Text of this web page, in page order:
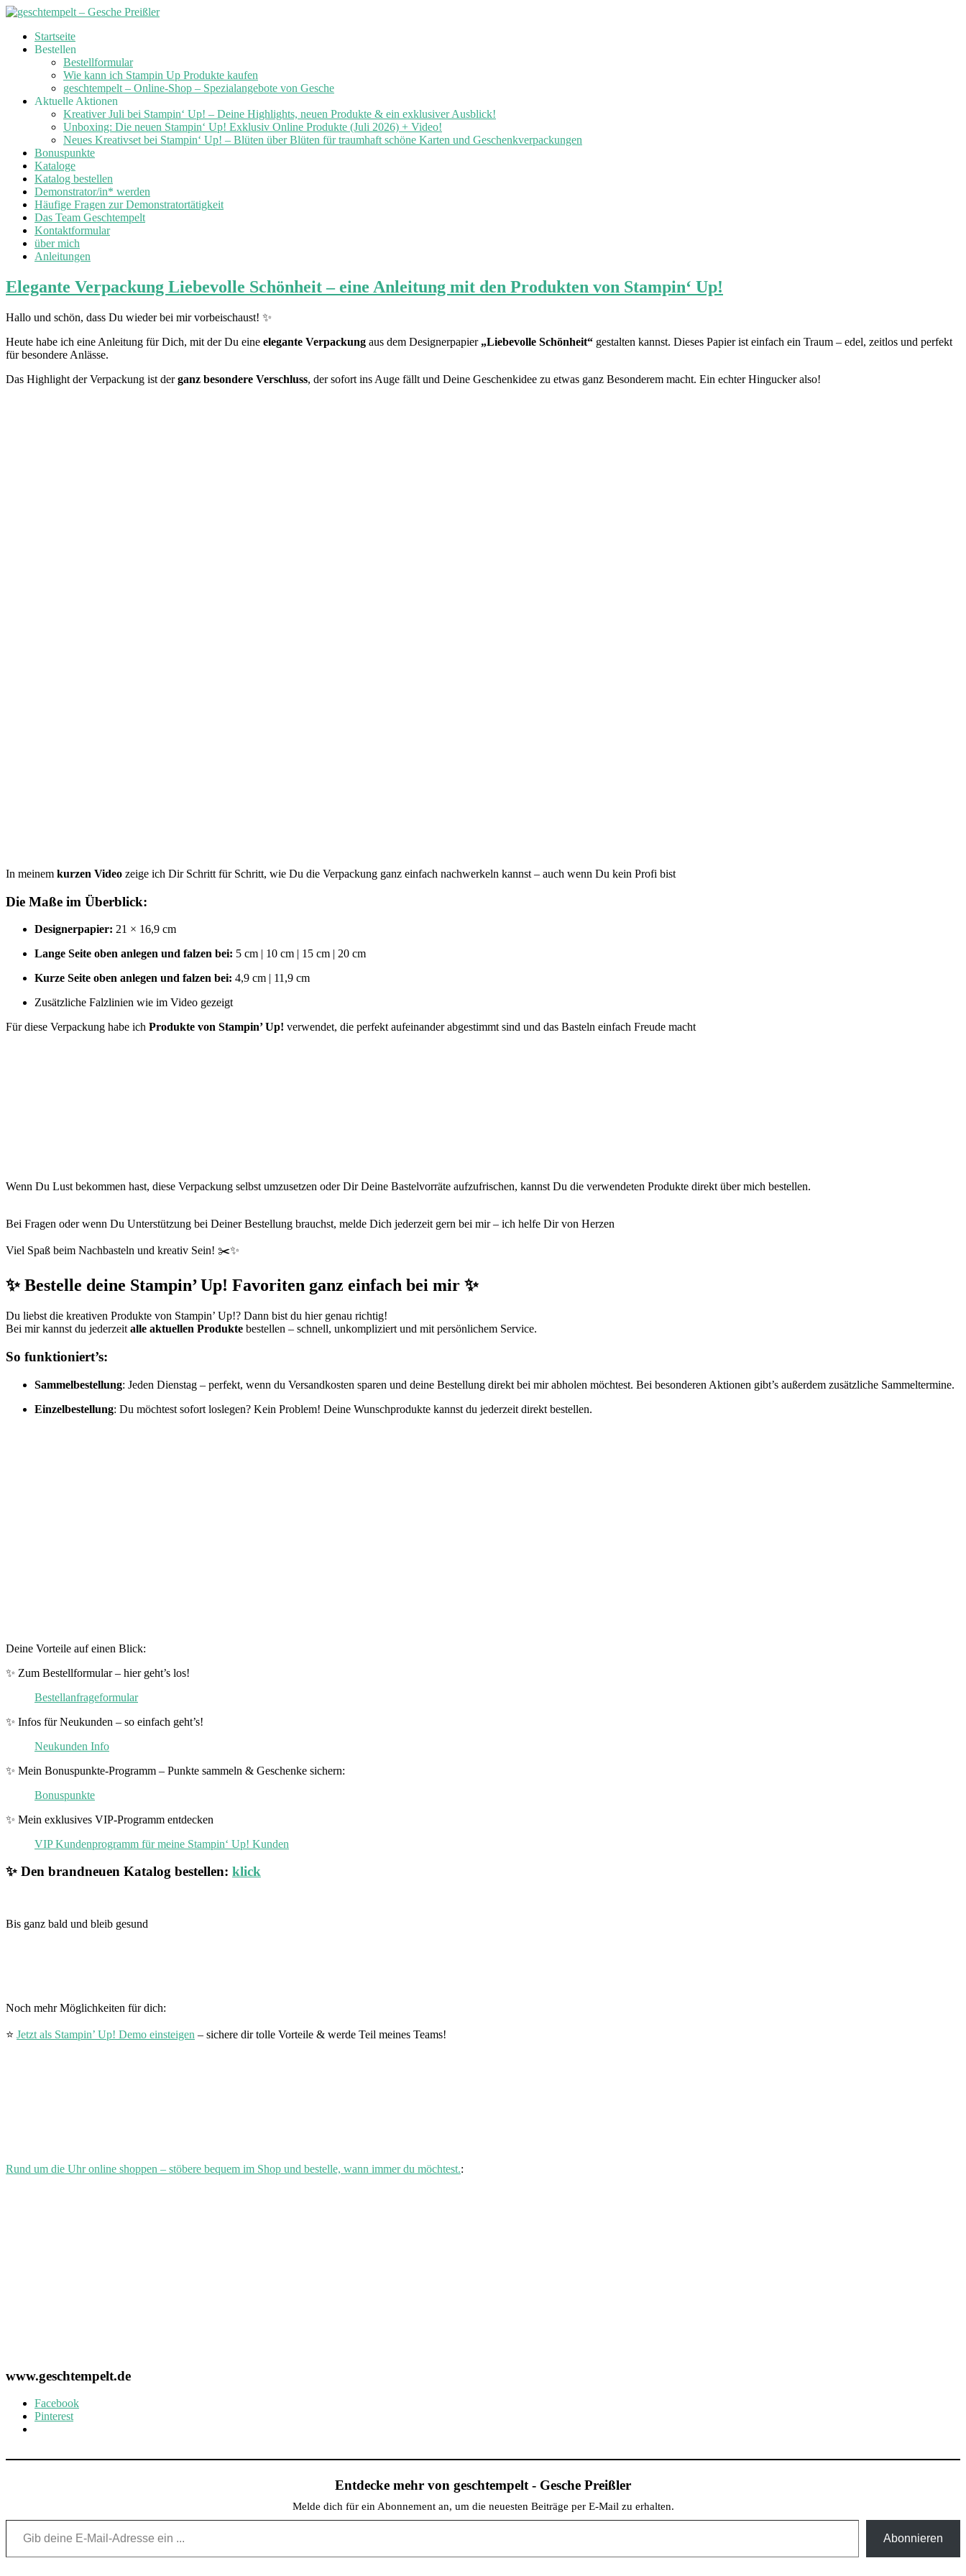
Skip
Startseite
Bestellen
Bestellformular
Wie kann ich Stampin Up Produkte kaufen
geschtempelt – Online-Shop – Spezialangebote von Gesche
Aktuelle Aktionen
Kreativer Juli bei Stampin‘ Up! – Deine Highlights, neuen Produkte & ein exklusiver Ausblick!
Unboxing: Die neuen Stampin‘ Up! Exklusiv Online Produkte (Juli 2026) + Video!
Neues Kreativset bei Stampin‘ Up! – Blüten über Blüten für traumhaft schöne Karten und Geschenkverpackungen
Bonuspunkte
Kataloge
Katalog bestellen
Demonstrator/in* werden
Häufige Fragen zur Demonstratortätigkeit
Das Team Geschtempelt
Kontaktformular
über mich
Anleitungen
Elegante Verpackung Liebevolle Schönheit – eine Anleitung mit den Produkten von Stampin‘ Up!
Hallo und schön, dass Du wieder bei mir vorbeischaust! ✨
Heute habe ich eine Anleitung für Dich, mit der Du eine elegante Verpackung aus dem Designerpapier „Liebevolle Schönheit“ gestalten kannst. Dieses Papier ist einfach ein Traum – edel, zeitlos und perfekt
für besondere Anlässe.
Das Highlight der Verpackung ist derganz besondere Verschluss, der sofort ins Auge fällt und Deine Geschenkidee zu etwas ganz Besonderem macht. Ein echter Hingucker also!
In meinem kurzen Video zeige ich Dir Schritt für Schritt, wie Du die Verpackung ganz einfach nachwerkeln kannst – auch wenn Du kein Profi bist
Die Maße im Überblick:
Designerpapier: 21 × 16,9 cm
Lange Seite oben anlegen und falzen bei: 5 cm | 10 cm | 15 cm | 20 cm
Kurze Seite oben anlegen und falzen bei: 4,9 cm | 11,9 cm
Zusätzliche Falzlinien wie im Video gezeigt
Für diese Verpackung habe ich Produkte von Stampin’ Up! verwendet, die perfekt aufeinander abgestimmt sind und das Basteln einfach Freude macht
Wenn Du Lust bekommen hast, diese Verpackung selbst umzusetzen oder Dir Deine Bastelvorräte aufzufrischen, kannst Du die verwendeten Produkte direkt über mich bestellen.
Bei Fragen oder wenn Du Unterstützung bei Deiner Bestellung brauchst, melde Dich jederzeit gern bei mir – ich helfe Dir von Herzen
Viel Spaß beim Nachbasteln und kreativ Sein! ✂️✨
✨ Bestelle deine Stampin’ Up! Favoriten ganz einfach bei mir ✨
Du liebst die kreativen Produkte von Stampin’ Up!? Dann bist du hier genau richtig!
Bei mir kannst du jederzeit alle aktuellen Produkte bestellen – schnell, unkompliziert und mit persönlichem Service.
So funktioniert’s:
Sammelbestellung: Jeden Dienstag – perfekt, wenn du Versandkosten sparen und deine Bestellung direkt bei mir abholen möchtest. Bei besonderen Aktionen gibt’s außerdem zusätzliche Sammeltermine.
Einzelbestellung: Du möchtest sofort loslegen? Kein Problem! Deine Wunschprodukte kannst du jederzeit direkt bestellen.
Deine Vorteile auf einen Blick:
✨ Zum Bestellformular – hier geht’s los!
Bestellanfrageformular
✨ Infos für Neukunden – so einfach geht’s!
Neukunden Info
✨ Mein Bonuspunkte-Programm – Punkte sammeln & Geschenke sichern:
Bonuspunkte
✨ Mein exklusives VIP-Programm entdecken
VIP Kundenprogramm für meine Stampin‘ Up! Kunden
✨ Den brandneuen Katalog bestellen: klick
Bis ganz bald und bleib gesund
Noch mehr Möglichkeiten für dich:
⭐ Jetzt als Stampin’ Up! Demo einsteigen – sichere dir tolle Vorteile & werde Teil meines Teams!
Rund um die Uhr online shoppen – stöbere bequem im Shop und bestelle, wann immer du möchtest.:
www.geschtempelt.de
Facebook
Pinterest
Entdecke mehr von geschtempelt - Gesche Preißler
Melde dich für ein Abonnement an, um die neuesten Beiträge per E-Mail zu erhalten.
Gib deine E-Mail-Adresse ein ...
Abonnieren